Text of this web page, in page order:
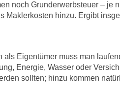
noch Grunderwerbsteuer – je
Maklerkosten hinzu. Ergibt
Eigentümer muss man
Energie, Wasser oder
sollten; hinzu kommen